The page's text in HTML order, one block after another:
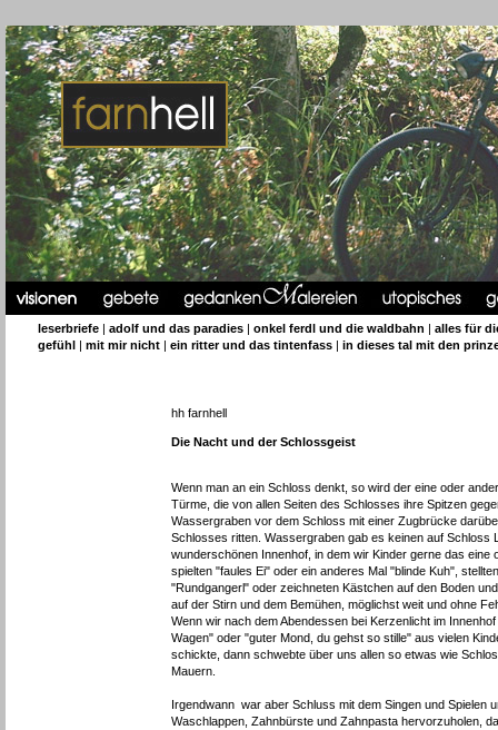
leserbriefe |adolf und das paradies |onkel ferdl und die waldbahn |alles für
gefühl |mit mir nicht |ein ritter und das tintenfass |in dieses tal mit den
hh farnhell
Die Nacht und der Schlossgeist
Wenn man an ein Schloss denkt, so wird der eine oder
Türme, die von allen Seiten des Schlosses ihre Spitzen
Wassergraben vor dem Schloss mit einer Zugbrücke
Schlosses ritten. Wassergraben gab es keinen auf Schloss
wunderschönen Innenhof, in dem wir Kinder gerne das
spielten "faules Ei" oder ein anderes Mal "blinde Kuh",
"Rundgangerl" oder zeichneten Kästchen auf den Boden
auf der Stirn und dem Bemühen, möglichst weit und ohne
Wenn wir nach dem Abendessen bei Kerzenlicht im
Wagen" oder "guter Mond, du gehst so stille" aus vielen
schickte, dann schwebte über uns allen so etwas wie
Mauern.
Irgendwann war aber Schluss mit dem Singen und Spielen
Waschlappen, Zahnbürste und Zahnpasta hervorzuholen,